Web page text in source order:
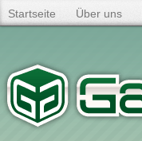
Startseite Über uns